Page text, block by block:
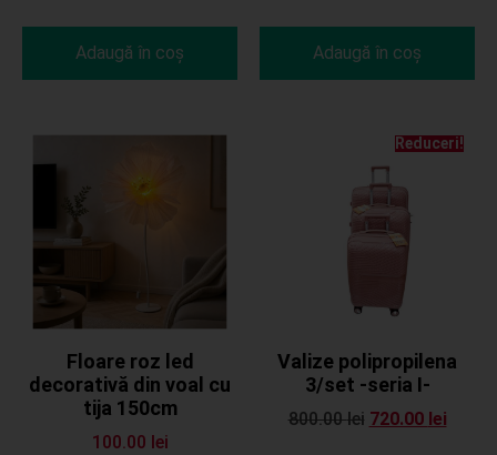
Adaugă în coș Adaugă în coș
Floare roz led
decorativă din voal cu
tija 150cm
100.00 lei
Reduceri!
Valize polipropilena
3/set -seria I-
800.00lei 720.00 lei